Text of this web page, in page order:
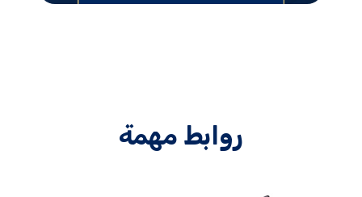
روابط مهمة